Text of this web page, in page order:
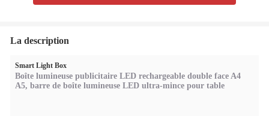
La description
Smart Light Box
Boîte lumineuse publicitaire LED rechargeable double face A4
A5, barre de boîte lumineuse LED ultra-mince pour table